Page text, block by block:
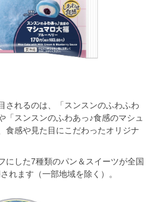
されるのは、「スンスンのふわふわ
「スンスンのふわあっ♪食感のマシュ
食感や見た目にこだわったオリジナ
にした7種類のパン＆スイーツが全国
れます（一部地域を除く）。